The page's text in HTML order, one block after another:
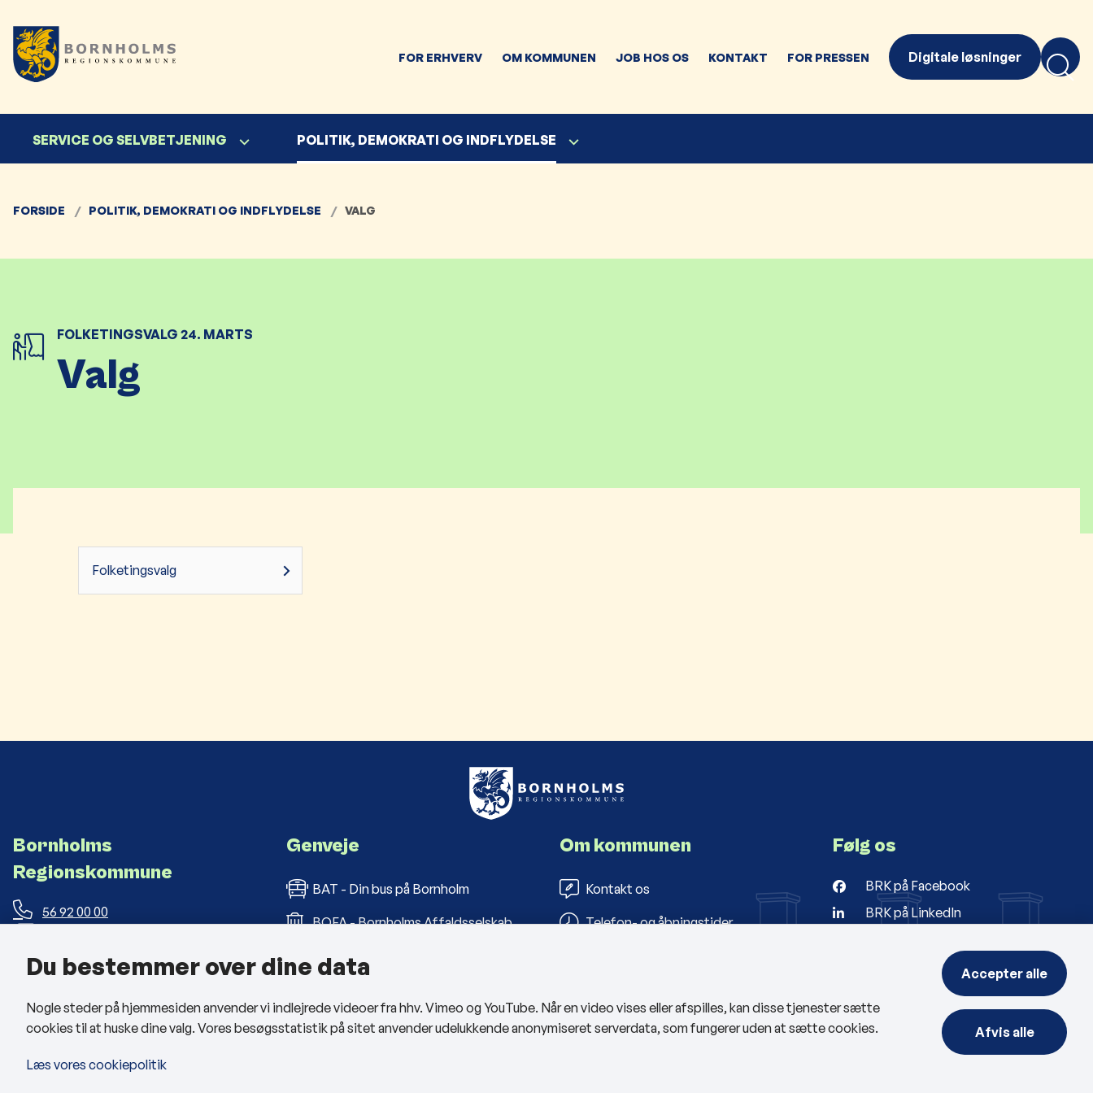
FOR ERHVERV OM KOMMUNEN JOB HOS OS KONTAKT FOR PRESSEN Digitale løsninger
SERVICE OG SELVBETJENING POLITIK, DEMOKRATI OG INDFLYDELSE
FORSIDE POLITIK, DEMOKRATI OG INDFLYDELSE VALG
FOLKETINGSVALG 24. MARTS
Valg
Folketingsvalg
Bornholms
Regionskommune
56 92 00 00
Landemærket 26, 3700 Rønne
Man - tors: kl. 09:00 - 14:00
Genveje
BAT - Din bus på Bornholm
BOFA - Bornholms Affaldsselskab
Bornholms Folkebiblioteker
Om kommunen
Kontakt os
Telefon- og åbningstider
Cookies
Følg os
BRK på Facebook
BRK på LinkedIn
Du bestemmer over dine data
Nogle steder på hjemmesiden anvender vi indlejrede videoer fra hhv. Vimeo og YouTube. Når en video vises eller afspilles, kan disse tjenester sætte
cookies til at huske dine valg. Vores besøgsstatistik på sitet anvender udelukkende anonymiseret serverdata, som fungerer uden at sætte cookies.
Læs vores cookiepolitik
Accepter alle
Afvis alle